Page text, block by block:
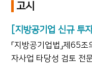
고시
[지방공기업 신규 투
「지방공기업법」제65
자사업 타당성 검토 전